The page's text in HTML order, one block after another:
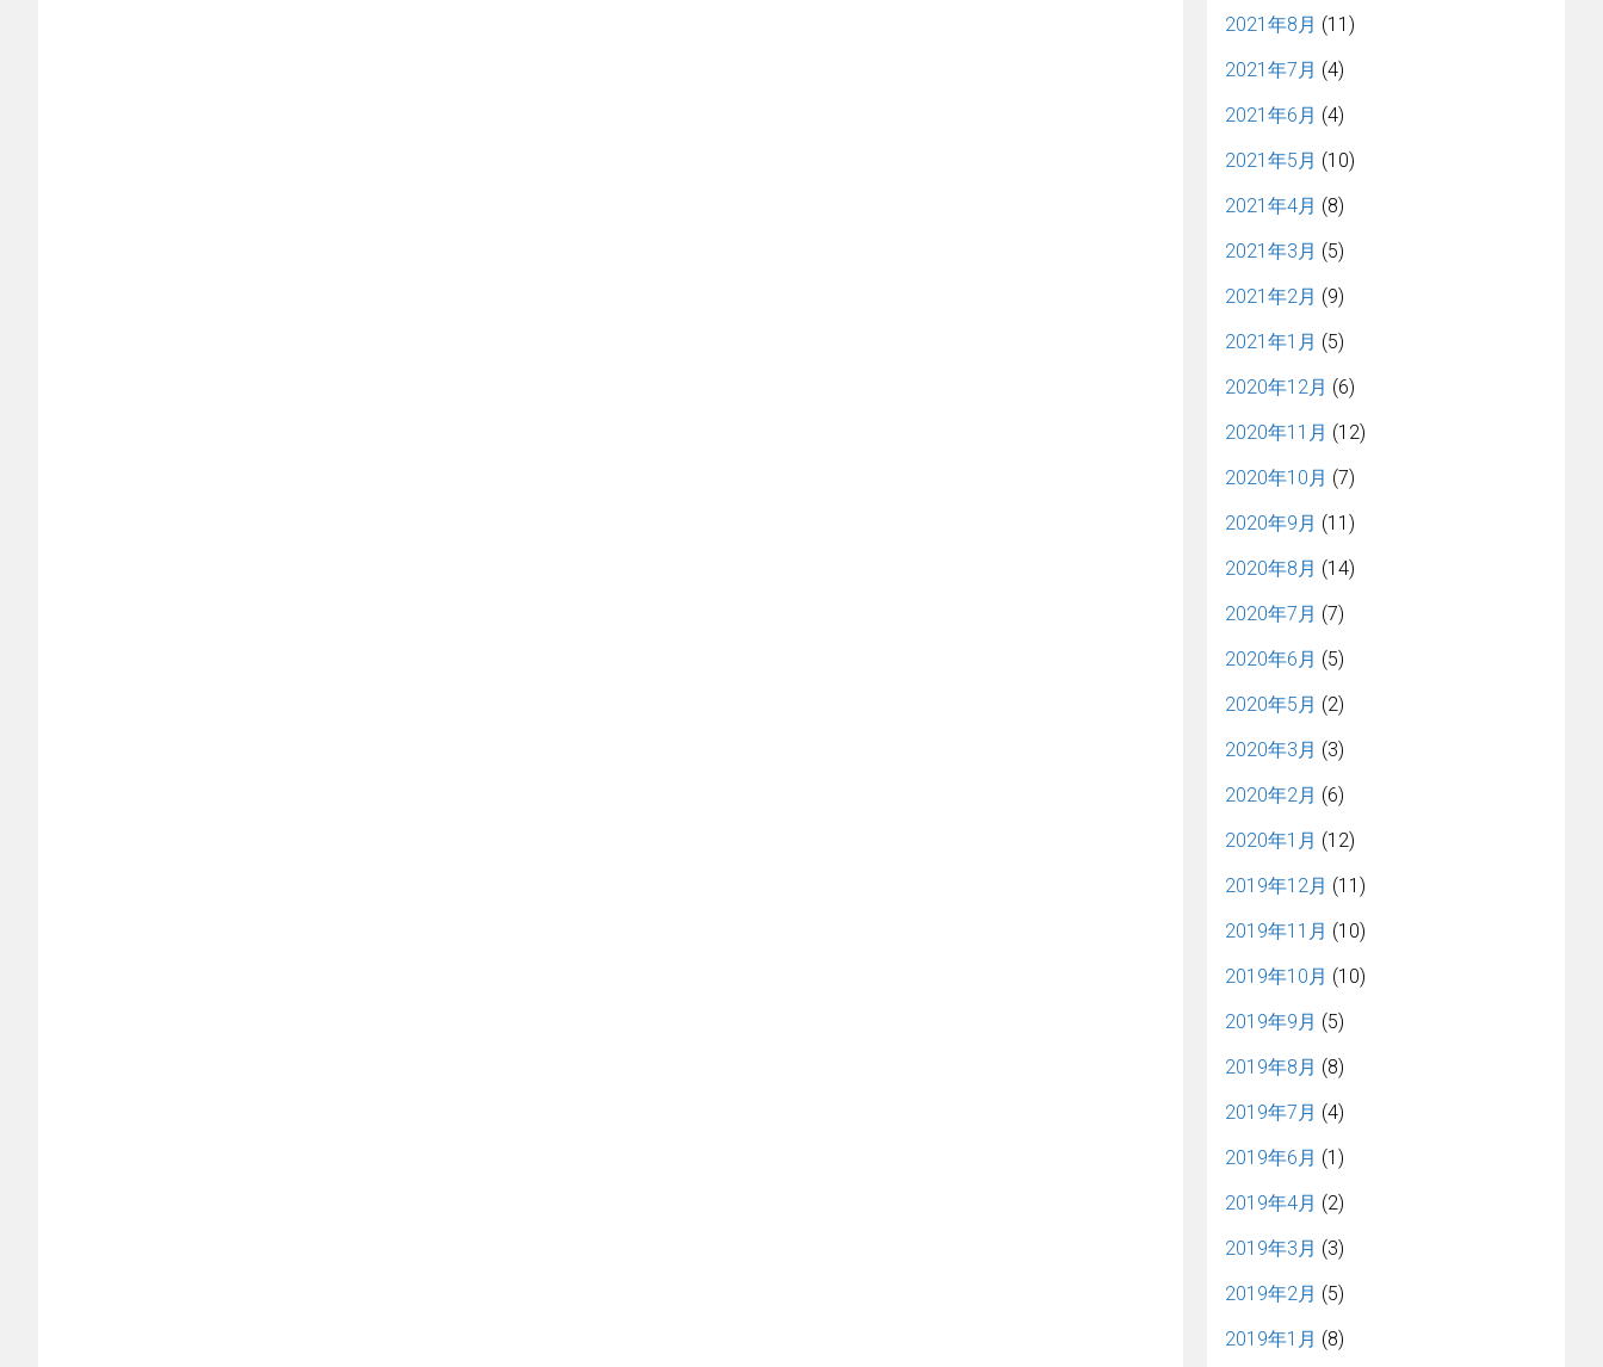
2021年8月 (11)
2021年7月 (4)
2021年6月 (4)
2021年5月 (10)
2021年4月 (8)
2021年3月 (5)
2021年2月 (9)
2021年1月 (5)
2020年12月 (6)
2020年11月 (12)
2020年10月 (7)
2020年9月 (11)
2020年8月 (14)
2020年7月 (7)
2020年6月 (5)
2020年5月 (2)
2020年3月 (3)
2020年2月 (6)
2020年1月 (12)
2019年12月 (11)
2019年11月 (10)
2019年10月 (10)
2019年9月 (5)
2019年8月 (8)
2019年7月 (4)
2019年6月 (1)
2019年4月 (2)
2019年3月 (3)
2019年2月 (5)
2019年1月 (8)